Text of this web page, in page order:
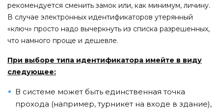
рекомендуется сменить замок или, как минимум, личину.
В случае электронных идентификаторов утерянный
«ключ» просто надо вычеркнуть из списка разрешенных,
что намного проще и дешевле.
При выборе типа идентификатора имейте в виду
следующее:
В системе может быть единственная точка
прохода (например, турникет на входе в здание),